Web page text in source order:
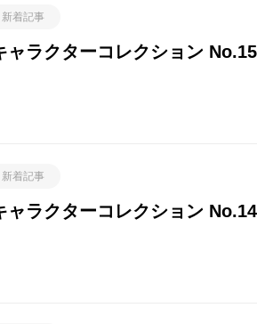
新着記事
ャラクターコレクション
新着記事
ャラクターコレクション